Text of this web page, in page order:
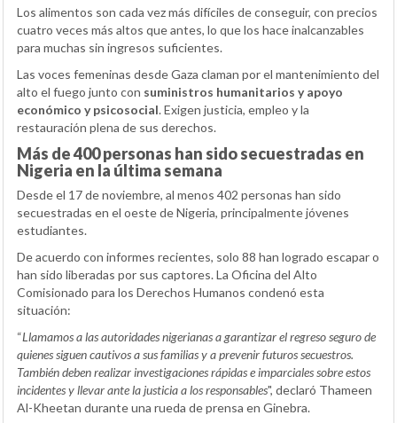
Los alimentos son cada vez más difíciles de conseguir, con precios
cuatro veces más altos que antes, lo que los hace inalcanzables
para muchas sin ingresos suficientes.
Las voces femeninas desde Gaza claman por el mantenimiento del
alto el fuego junto con suministros humanitarios y apoyo
económico y psicosocial. Exigen justicia, empleo y la
restauración plena de sus derechos.
Más de 400 personas han sido secuestradas en
Nigeria en la última semana
Desde el 17 de noviembre, al menos 402 personas han sido
secuestradas en el oeste de Nigeria, principalmente jóvenes
estudiantes.
De acuerdo con informes recientes, solo 88 han logrado escapar o
han sido liberadas por sus captores. La Oficina del Alto
Comisionado para los Derechos Humanos condenó esta
situación:
“Llamamos a las autoridades nigerianas a garantizar el regreso seguro de
quienes siguen cautivos a sus familias y a prevenir futuros secuestros.
También deben realizar investigaciones rápidas e imparciales sobre estos
incidentes y llevar ante la justicia a los responsables", declaró Thameen
Al-Kheetan durante una rueda de prensa en Ginebra.